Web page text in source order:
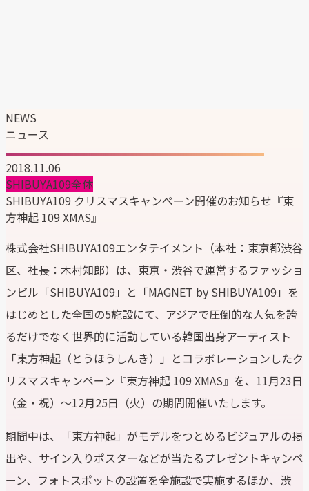
NEWS
ニュース
2018.11.06
SHIBUYA109全体
SHIBUYA109 クリスマスキャンペーン開催のお知らせ『東
方神起 109 XMAS』
株式会社SHIBUYA109エンタテイメント（本社：東京都渋谷
区、社長：木村知郎）は、東京・渋谷で運営するファッショ
ンビル「SHIBUYA109」と「MAGNET by SHIBUYA109」を
はじめとした全国の5施設にて、アジアで圧倒的な人気を誇
るだけでなく世界的に活動している韓国出身アーティスト
「東方神起（とうほうしんき）」とコラボレーションしたク
リスマスキャンペーン『東方神起 109 XMAS』を、11月23日
（金・祝）～12月25日（火）の期間開催いたします。
期間中は、「東方神起」がモデルをつとめるビジュアルの掲
出や、サイン入りポスターなどが当たるプレゼントキャンペ
ーン、フォトスポットの設置を全施設で実施するほか、渋